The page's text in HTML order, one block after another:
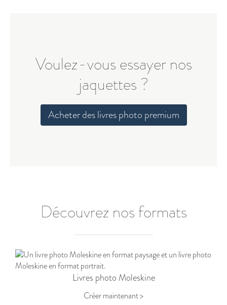
Voulez-vous essayer nos
jaquettes ?
Acheter des livres photo premium
Découvrez nos formats
Livres photo Moleskine
Créer maintenant >